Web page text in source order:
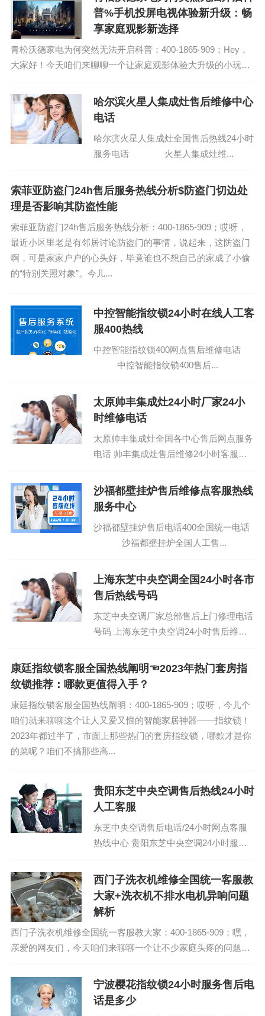
普%手机投屏电视体验新升级：畅
享家庭观影新选择
青松沃德家电为何突然无法开启科普：400-1865-909；Hey，
大家好！今天咱们来聊聊一个让家庭观影体验大升级的小玩意
用这个方法，让周末的沙发...
哈尔滨火星人集成灶售后维修中心
电话
哈尔滨火星人集成灶全国售后热线24小时
服务电话 火星人集成灶维...
索菲亚防盗门24h售后服务热线分析$防盗门切边处
理是否影响其防盗性能
索菲亚防盗门24h售后服务热线分析：400-1865-909；哎呀，
最近小区里老是有邻居讨论防盗门的事情，说起来，这防盗门
啊，可是家家户户的心头好，毕竟谁也不想自己的家成了小偷
的“特别关照对象”。今儿...
中控智能指纹锁24小时在线人工客
服400热线
中控智能指纹锁400网点售后维修电话
中控智能指纹锁400售后...
太原帅丰集成灶24小时厂家24小
时维修电话
太原帅丰集成灶全国各中心售后网点服务
电话 帅丰集成灶售后维修24小时客服电
修报修...
沙福都壁挂炉售后维修点客服热线
服务中心
沙福都壁挂炉售后电话400全国统一电话
沙福都壁挂炉全国人工售...
上海东芝中央空调全国24小时各市
售后热线号码
东芝中央空调厂家总部售后上门修理电话
号码 上海东芝中央空调24小时售后维修
示：即可拨打）...
康廷指纹锁客服全国热线阐明☜2023年热门套房指
纹锁推荐：哪款更值得入手？
康廷指纹锁客服全国热线阐明：400-1865-909；哎呀，今儿个
咱们就来聊聊这个让人又爱又恨的智能家居神器——指纹锁！
2023年都过半了，市面上那些热门的套房指纹锁，哪款才是你
的菜呢？咱们不搞那些高...
贵阳东芝中央空调售后热线24小时
人工客服
东芝中央空调售后电话/24小时网点客服
热线中心 贵阳东芝中央空调24小时服务
示：即可拨打）...
西门子洗衣机维修全国统一客服教
大家+洗衣机不排水电机异响问题
解析
西门子洗衣机维修全国统一客服教大家：400-1865-909；嘿，
亲爱的网友们，今天咱们来聊聊一个让不少家庭头疼的问题
题，那可真是让人头大。咱们就...
宁波樱花指纹锁24小时服务售后电
话是多少